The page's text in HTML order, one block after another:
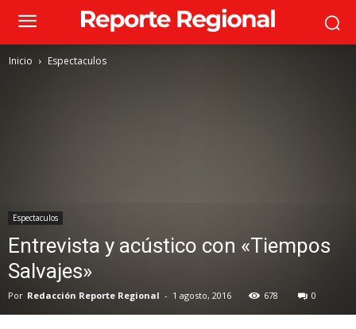
Inicio Espectaculos
Espectaculos
Entrevista y acústico con «Tiempos
Salvajes»
Por Redacción Reporte Regional - 1 agosto, 2016 678 0